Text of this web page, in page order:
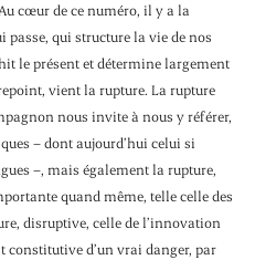
cœur de ce numéro, il y a la
passe, qui structure la vie de nos
le présent et détermine largement
vient la rupture. La rupture
nous invite à nous y référer,
– dont aujourd’hui celui si
–, mais également la rupture,
quand même, telle celle des
disruptive, celle de l’innovation
constitutive d’un vrai danger, par